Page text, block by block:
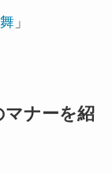
」
マナーを紹